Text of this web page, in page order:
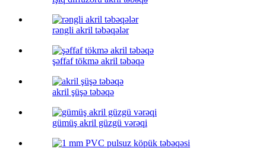
rəngli akril təbəqələr
şəffaf tökmə akril təbəqə
akril şüşə təbəqə
gümüş akril güzgü vərəqi